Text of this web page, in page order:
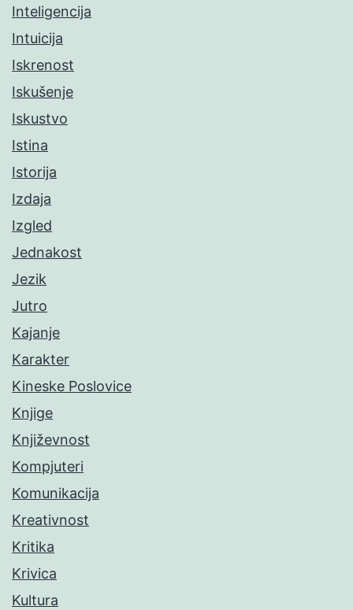
Inteligencija
Intuicija
Iskrenost
Iskušenje
Iskustvo
Istina
Istorija
Izdaja
Izgled
Jednakost
Jezik
Jutro
Kajanje
Karakter
Kineske Poslovice
Knjige
Književnost
Kompjuteri
Komunikacija
Kreativnost
Kritika
Krivica
Kultura